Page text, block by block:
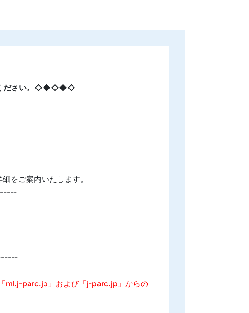
ください。◇◆◇◆◇
をご案内いたします。
「ml.j-parc.jp」および「j-parc.jp」 からの